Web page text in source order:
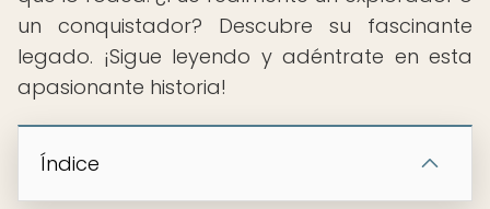
un conquistador? Descubre su fascinante
legado. ¡Sigue leyendo y adéntrate en esta
apasionante historia!
Índice